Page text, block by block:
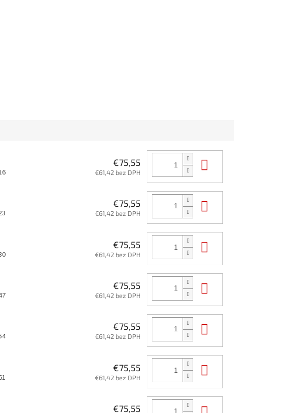
€75,55
€61,42 bez DPH
€75,55
€61,42 bez DPH
€75,55
€61,42 bez DPH
€75,55
€61,42 bez DPH
€75,55
€61,42 bez DPH
€75,55
€61,42 bez DPH
€75,55